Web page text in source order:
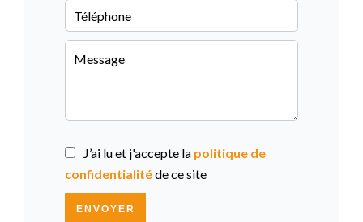
J’ai lu et j'accepte la politique de
confidentialitéde ce site
ENVOYER